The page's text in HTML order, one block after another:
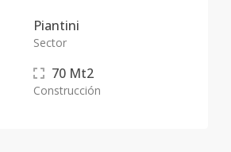
Piantini
Sector
70 Mt2
Construcción